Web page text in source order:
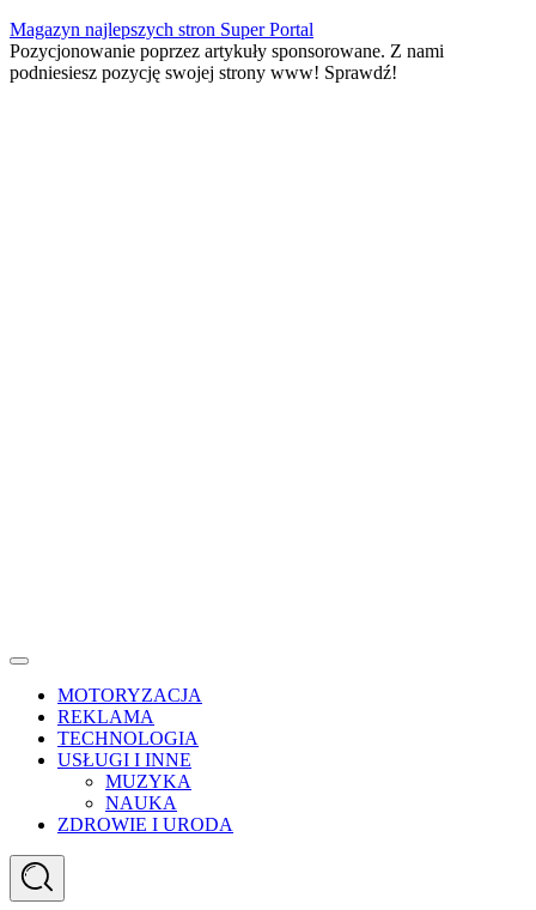
Skip
to
content
Magazyn najlepszych stron Super Portal
Pozycjonowanie poprzez artykuły sponsorowane. Z nami
podniesiesz pozycję swojej strony www! Sprawdź!
Menu
MOTORYZACJA
REKLAMA
TECHNOLOGIA
USŁUGI I INNE
MUZYKA
NAUKA
ZDROWIE I URODA
Search